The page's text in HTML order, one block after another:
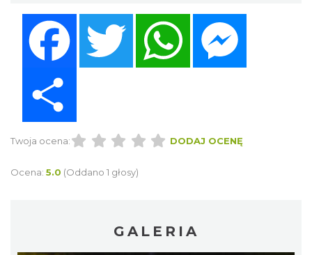
Twitter
Twoja ocena: DODAJ OCENĘ
Ocena: 5.0 (Oddano 1 głosy)
GALERIA